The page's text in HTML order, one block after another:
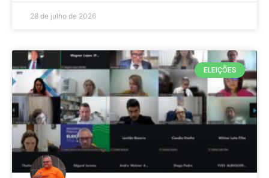
28 de julho de 2026
ELEIÇÕES